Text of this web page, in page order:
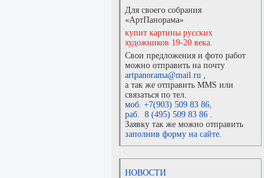
Для своего собрания
«АртПанорама»
купит картины русских
художников 19-20 века.
Свои предложения и фото работ
можно отправить на почту
artpanorama@mail.ru ,
а так же отправить MMS или
связаться по тел.
моб. +7(903) 509 83 86,
раб. 8 (495) 509 83 86 .
Заявку так же можно отправить
заполнив форму на сайте.
НОВОСТИ